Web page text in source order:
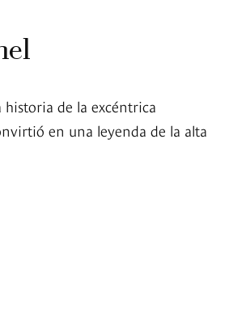
de la excéntrica
en una leyenda de la alta